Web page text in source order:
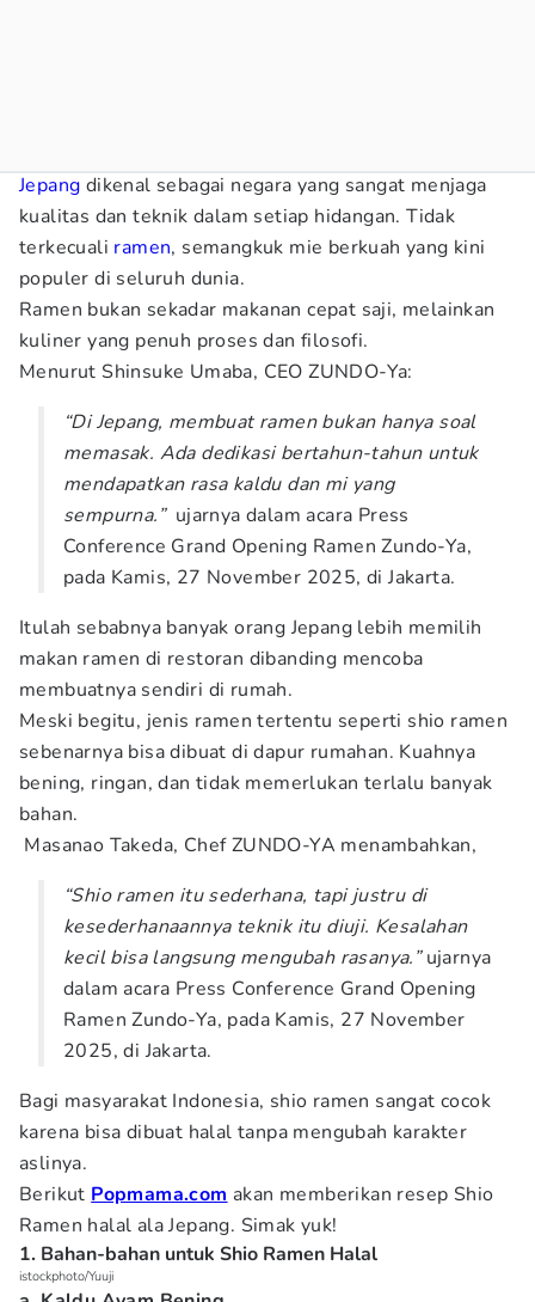
Jepang dikenal sebagai negara yang sangat menjaga
kualitas dan teknik dalam setiap hidangan. Tidak
terkecuali ramen, semangkuk mie berkuah yang kini
populer di seluruh dunia.
Ramen bukan sekadar makanan cepat saji, melainkan
kuliner yang penuh proses dan filosofi.
Menurut Shinsuke Umaba, CEO ZUNDO-Ya:
“Di Jepang, membuat ramen bukan hanya soal
memasak. Ada dedikasi bertahun-tahun untuk
mendapatkan rasa kaldu dan mi yang
sempurna.”ujarnya dalam acara Press
Conference Grand Opening Ramen Zundo-Ya,
pada Kamis, 27 November 2025, di Jakarta.
Itulah sebabnya banyak orang Jepang lebih memilih
makan ramen di restoran dibanding mencoba
membuatnya sendiri di rumah.
Meski begitu, jenis ramen tertentu seperti shio ramen
sebenarnya bisa dibuat di dapur rumahan. Kuahnya
bening, ringan, dan tidak memerlukan terlalu banyak
bahan.
Masanao Takeda, Chef ZUNDO-YA menambahkan,
“Shio ramen itu sederhana, tapi justru di
kesederhanaannya teknik itu diuji. Kesalahan
kecil bisa langsung mengubah rasanya.”ujarnya
dalam acara Press Conference Grand Opening
Ramen Zundo-Ya, pada Kamis, 27 November
2025, di Jakarta.
Bagi masyarakat Indonesia, shio ramen sangat cocok
karena bisa dibuat halal tanpa mengubah karakter
aslinya.
Berikut Popmama.com akan memberikan resep Shio
Ramen halal ala Jepang. Simak yuk!
1. Bahan-bahan untuk Shio Ramen Halal
istockphoto/Yuuji